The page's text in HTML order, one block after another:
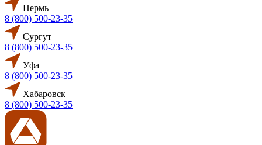
Пермь
8 (800) 500-23-35
Сургут
8 (800) 500-23-35
Уфа
8 (800) 500-23-35
Хабаровск
8 (800) 500-23-35